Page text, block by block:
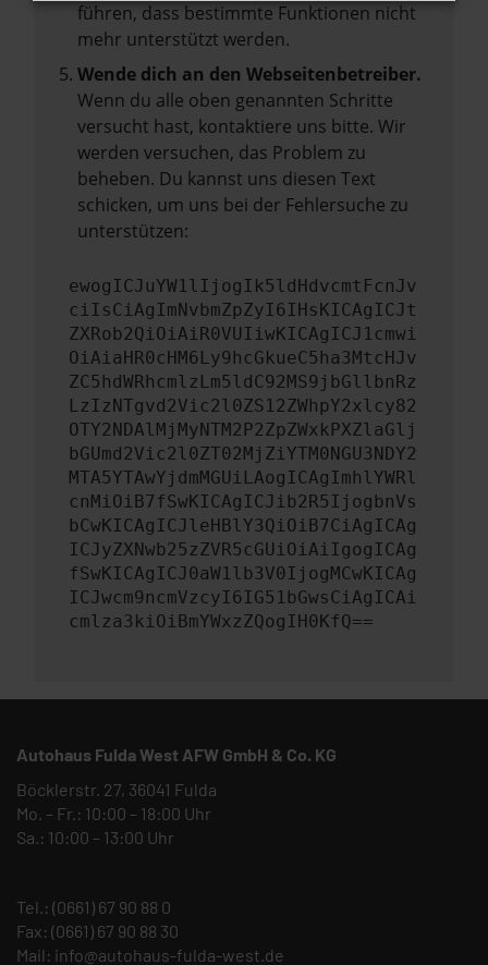
führen, dass bestimmte Funktionen nicht
mehr unterstützt werden.
Wende dich an den Webseitenbetreiber.
Wenn du alle oben genannten Schritte
versucht hast, kontaktiere uns bitte. Wir
werden versuchen, das Problem zu
beheben. Du kannst uns diesen Text
schicken, um uns bei der Fehlersuche zu
unterstützen:
ewogICJuYW1lIjogIk5ldHdvcmtFcnJv
ciIsCiAgImNvbmZpZyI6IHsKICAgICJt
ZXRob2QiOiAiR0VUIiwKICAgICJ1cmwi
OiAiaHR0cHM6Ly9hcGkueC5ha3MtcHJv
ZC5hdWRhcmlzLm5ldC92MS9jbGllbnRz
LzIzNTgvd2Vic2l0ZS12ZWhpY2xlcy82
OTY2NDAlMjMyNTM2P2ZpZWxkPXZlaGlj
bGUmd2Vic2l0ZT02MjZiYTM0NGU3NDY2
MTA5YTAwYjdmMGUiLAogICAgImhlYWRl
cnMiOiB7fSwKICAgICJib2R5IjogbnVs
bCwKICAgICJleHBlY3QiOiB7CiAgICAg
ICJyZXNwb25zZVR5cGUiOiAiIgogICAg
fSwKICAgICJ0aW1lb3V0IjogMCwKICAg
ICJwcm9ncmVzcyI6IG51bGwsCiAgICAi
cmlza3kiOiBmYWxzZQogIH0KfQ==
Autohaus Fulda West AFW GmbH & Co. KG
Böcklerstr. 27, 36041 Fulda
Mo. – Fr.: 10:00 – 18:00 Uhr
Sa.: 10:00 – 13:00 Uhr
Tel.: (0661) 67 90 88 0
Fax: (0661) 67 90 88 30
Mail: info@autohaus-fulda-west.de